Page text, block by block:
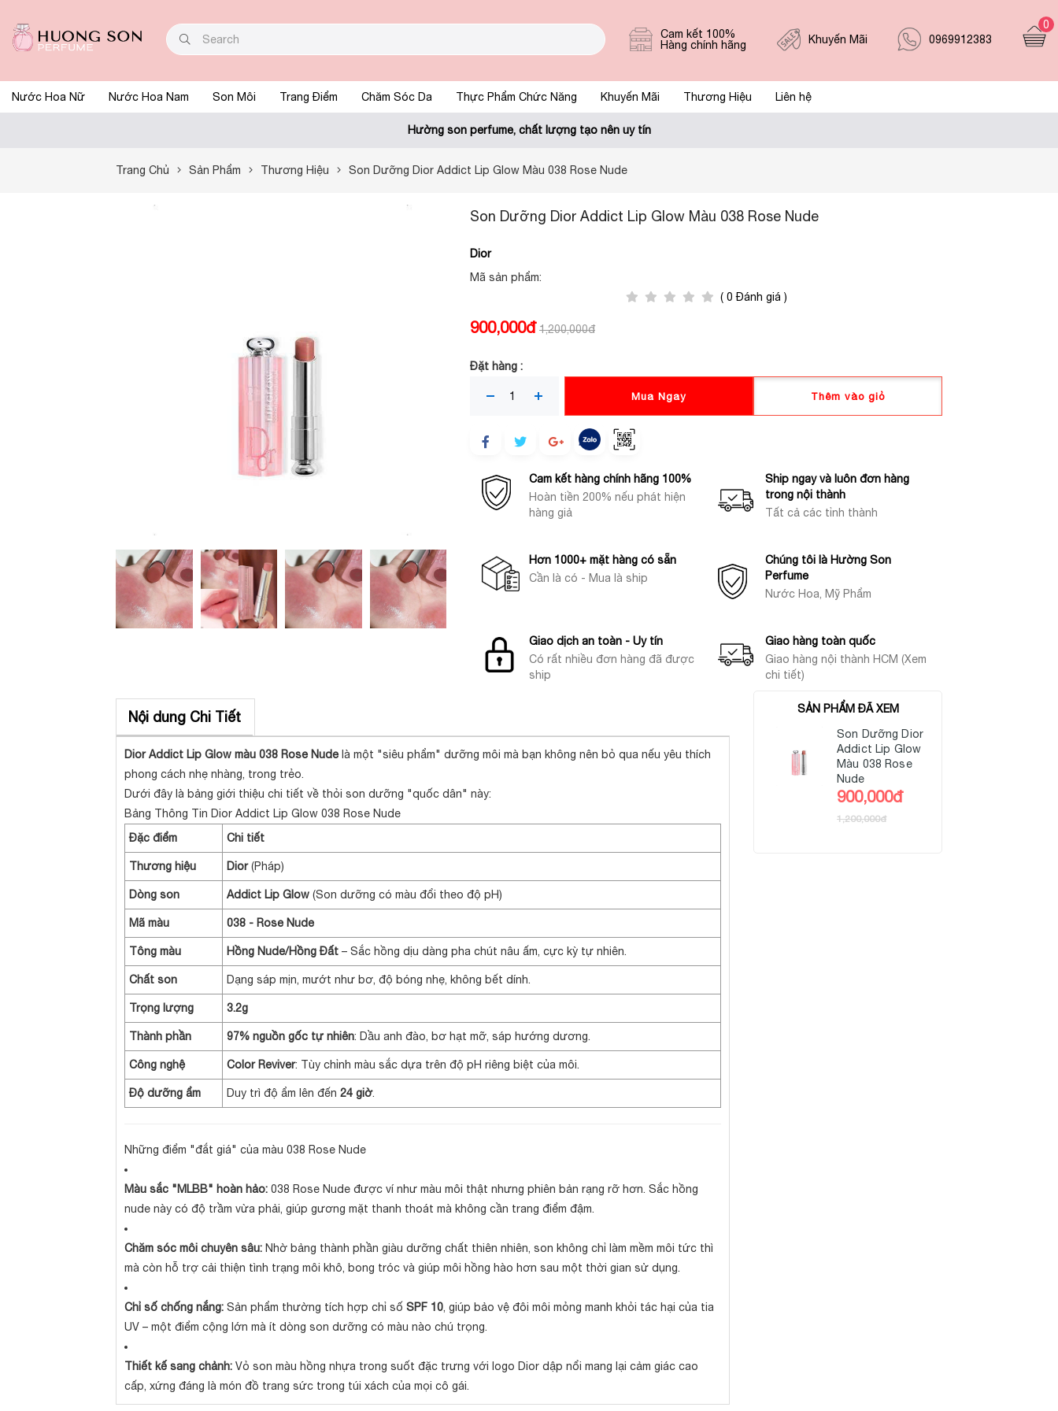
Cam kết 100%
Hàng chính hãng
Khuyến Mãi 0969912383
0
Nước Hoa Nữ Nước Hoa Nam Son Môi Trang Điểm Chăm Sóc Da Thực Phẩm Chức Năng Khuyến Mãi Thương Hiệu Liên hệ
Hường son perfume, chất lượng tạo nên uy tín
Trang Chủ Sản Phẩm Thương Hiệu Son Dưỡng Dior Addict Lip Glow Màu 038 Rose Nude
Son Dưỡng Dior Addict Lip Glow Màu 038 Rose Nude
Dior
Mã sản phẩm:
( 0 Đánh giá )
900,000đ 1,200,000đ
Đặt hàng :
Mua Ngay Thêm vào giỏ
Cam kết hàng chính hãng 100%
Hoàn tiền 200% nếu phát hiện
hàng giả
Ship ngay và luôn đơn hàng
trong nội thành
Tất cả các tỉnh thành
Hơn 1000+ mặt hàng có sẵn
Cần là có - Mua là ship
Chúng tôi là Hường Son
Perfume
Nước Hoa, Mỹ Phẩm
Giao dịch an toàn - Uy tín
Có rất nhiều đơn hàng đã được
ship
Giao hàng toàn quốc
Giao hàng nội thành HCM (Xem
chi tiết)
Nội dung Chi Tiết
Dior Addict Lip Glow màu 038 Rose Nude là một "siêu phẩm" dưỡng môi mà bạn không nên bỏ qua nếu yêu thích
phong cách nhẹ nhàng, trong trẻo.
Dưới đây là bảng giới thiệu chi tiết về thỏi son dưỡng "quốc dân" này:
Bảng Thông Tin Dior Addict Lip Glow 038 Rose Nude
Đặc điểm
Chi tiết
Thương hiệu Dior(Pháp)
Dòng son Addict Lip Glow (Son dưỡng có màu đổi theo độ pH)
Mã màu 038 - Rose Nude
Tông màu Hồng Nude/Hồng Đất – Sắc hồng dịu dàng pha chút nâu ấm, cực kỳ tự nhiên.
Chất son Dạng sáp mịn, mướt như bơ, độ bóng nhẹ, không bết dính.
Trọng lượng 3.2g
Thành phần 97% nguồn gốc tự nhiên: Dầu anh đào, bơ hạt mỡ, sáp hướng dương.
Công nghệ Color Reviver: Tùy chỉnh màu sắc dựa trên độ pH riêng biệt của môi.
Độ dưỡng ẩm Duy trì độ ẩm lên đến 24 giờ.
Những điểm "đắt giá" của màu 038 Rose Nude
Màu sắc "MLBB" hoàn hảo: 038 Rose Nude được ví như màu môi thật nhưng phiên bản rạng rỡ hơn. Sắc hồng
nude này có độ trầm vừa phải, giúp gương mặt thanh thoát mà không cần trang điểm đậm.
Chăm sóc môi chuyên sâu: Nhờ bảng thành phần giàu dưỡng chất thiên nhiên, son không chỉ làm mềm môi tức thì
mà còn hỗ trợ cải thiện tình trạng môi khô, bong tróc và giúp môi hồng hào hơn sau một thời gian sử dụng.
Chỉ số chống nắng: Sản phẩm thường tích hợp chỉ số SPF 10, giúp bảo vệ đôi môi mỏng manh khỏi tác hại của tia
UV – một điểm cộng lớn mà ít dòng son dưỡng có màu nào chú trọng.
Thiết kế sang chảnh: Vỏ son màu hồng nhựa trong suốt đặc trưng với logo Dior dập nổi mang lại cảm giác cao
cấp, xứng đáng là món đồ trang sức trong túi xách của mọi cô gái.
SẢN PHẨM ĐÃ XEM
Son Dưỡng Dior
Addict Lip Glow
Màu 038 Rose
Nude
900,000đ
1,200,000đ